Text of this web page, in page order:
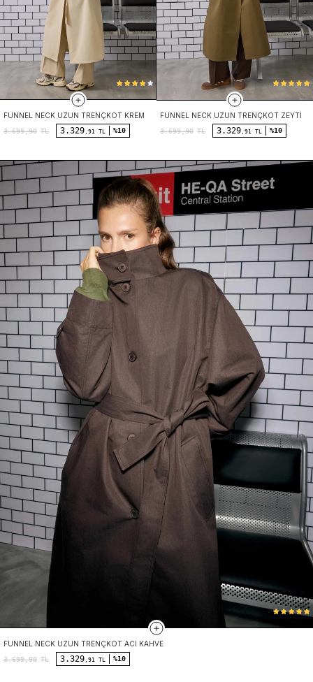
FUNNEL NECK UZUN TRENÇKOT KREM
3.699,90 TL 3.329 ,91 TL %10
FUNNEL NECK UZUN TRENÇKOT ZEYTIN
3.699,90 TL 3.329 ,91 TL %10
FUNNEL NECK UZUN TRENÇKOT ACI KAHVE
3.699,90 TL 3.329 ,91 TL %10